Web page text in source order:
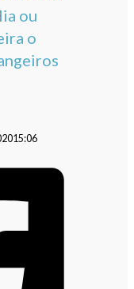
ou
o
15:06